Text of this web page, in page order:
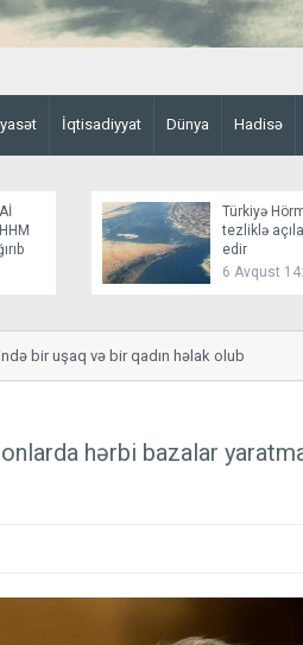
İqtisadiyyat Dünya Hadisə
Türkiyə
tezliklə
edir
6 Avqust
bir uşaq və bir qadın həlak olub
hərbi bazalar